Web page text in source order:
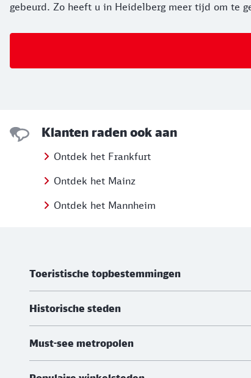
gebeurd. Zo heeft u in Heidelberg meer tijd om te
Klanten raden ook aan
Ontdek het Frankfurt
Ontdek het Mainz
Ontdek het Mannheim
Toeristische topbestemmingen
Historische steden
Must-see metropolen